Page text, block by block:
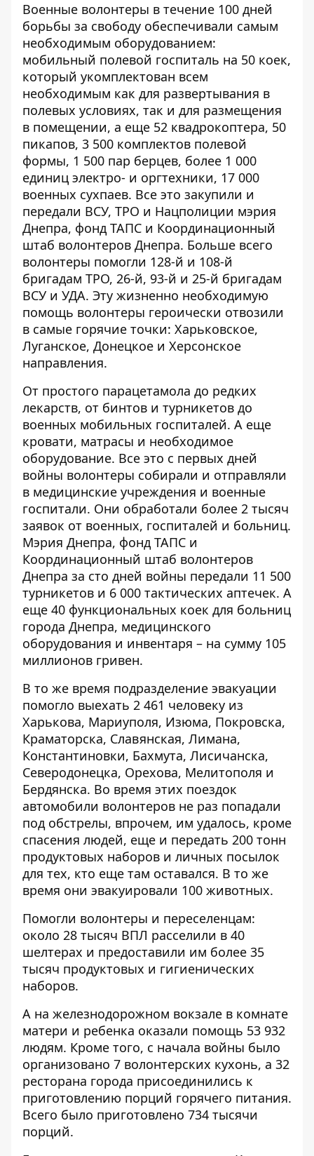
Военные волонтеры в течение 100 дней
борьбы за свободу обеспечивали самым
необходимым оборудованием:
мобильный полевой госпиталь на 50 коек,
который укомплектован всем
необходимым как для развертывания в
полевых условиях, так и для размещения
в помещении, а еще 52 квадрокоптера, 50
пикапов, 3 500 комплектов полевой
формы, 1 500 пар берцев, более 1 000
единиц электро- и оргтехники, 17 000
военных сухпаев. Все это закупили и
передали ВСУ, ТРО и Нацполиции мэрия
Днепра, фонд ТАПС и Координационный
штаб волонтеров Днепра. Больше всего
волонтеры помогли 128-й и 108-й
бригадам ТРО, 26-й, 93-й и 25-й бригадам
ВСУ и УДА. Эту жизненно необходимую
помощь волонтеры героически отвозили
в самые горячие точки: Харьковское,
Луганское, Донецкое и Херсонское
направления.
От простого парацетамола до редких
лекарств, от бинтов и турникетов до
военных мобильных госпиталей. А еще
кровати, матрасы и необходимое
оборудование. Все это с первых дней
войны волонтеры собирали и отправляли
в медицинские учреждения и военные
госпитали. Они обработали более 2 тысяч
заявок от военных, госпиталей и больниц.
Мэрия Днепра, фонд ТАПС и
Координационный штаб волонтеров
Днепра за сто дней войны передали 11 500
турникетов и 6 000 тактических аптечек. А
еще 40 функциональных коек для больниц
города Днепра, медицинского
оборудования и инвентаря – на сумму 105
миллионов гривен.
В то же время подразделение эвакуации
помогло выехать 2 461 человеку из
Харькова, Мариуполя, Изюма, Покровска,
Краматорска, Славянская, Лимана,
Константиновки, Бахмута, Лисичанска,
Северодонецка, Орехова, Мелитополя и
Бердянска. Во время этих поездок
автомобили волонтеров не раз попадали
под обстрелы, впрочем, им удалось, кроме
спасения людей, еще и передать 200 тонн
продуктовых наборов и личных посылок
для тех, кто еще там оставался. В то же
время они эвакуировали 100 животных.
Помогли волонтеры и переселенцам:
около 28 тысяч ВПЛ расселили в 40
шелтерах и предоставили им более 35
тысяч продуктовых и гигиенических
наборов.
А на железнодорожном вокзале в комнате
матери и ребенка оказали помощь 53 932
людям. Кроме того, с начала войны было
организовано 7 волонтерских кухонь, а 32
ресторана города присоединились к
приготовлению порций горячего питания.
Всего было приготовлено 734 тысячи
порций.